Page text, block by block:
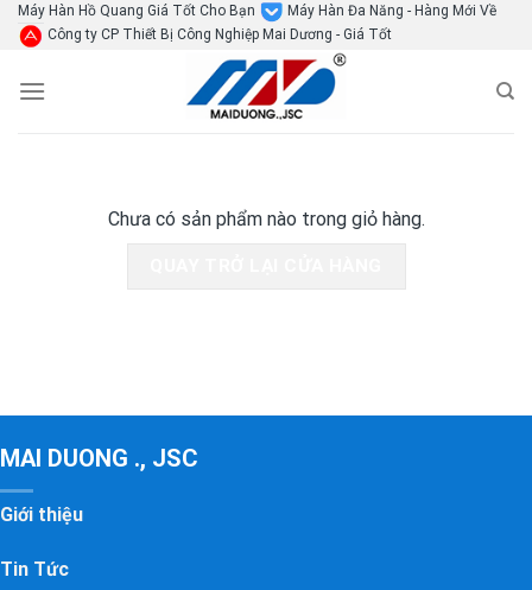
SkipMáy Hàn Hồ Quang Giá Tốt Cho Bạn
Máy Hàn Đa Năng - Hàng Mới Về
Công ty CP Thiết Bị Công Nghiệp Mai Dương - Giá Tốt
Chưa có sản phẩm nào trong giỏ hàng.
MAI DUONG ., JSC
Giới thiệu
Tin Tức